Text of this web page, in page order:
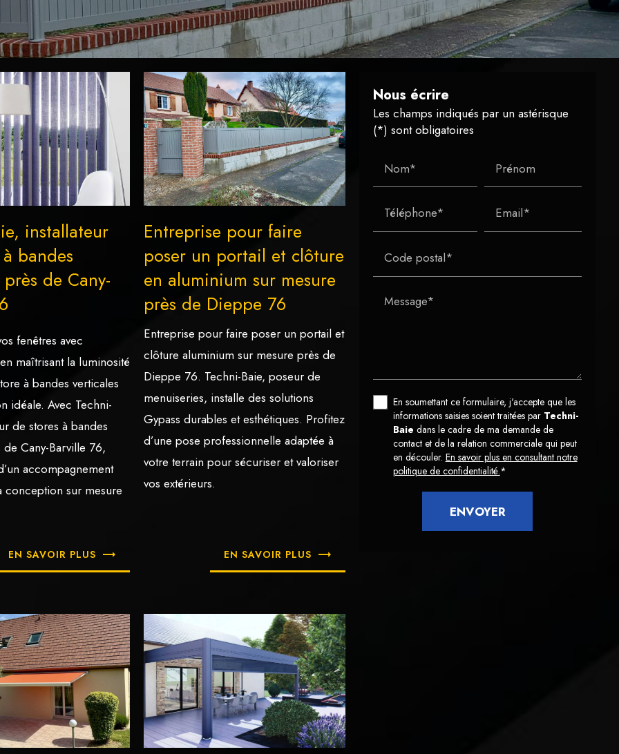
installateur
bandes
de Cany-
fenêtres avec
maîtrisant la luminosité
à bandes verticales
idéale. Avec Techni-
de stores à bandes
Cany-Barville 76,
accompagnement
sur mesure
EN SAVOIR PLUS
Entreprise pour faire
poser un portail et clôture
en aluminium sur mesure
près de Dieppe 76
Entreprise pour faire poser un portail et
clôture aluminium sur mesure près de
Dieppe 76. Techni-Baie, poseur de
menuiseries, installe des solutions
Gypass durables et esthétiques. Profitez
d’une pose professionnelle adaptée à
votre terrain pour sécuriser et valoriser
vos extérieurs.
EN SAVOIR PLUS
Nous écrire
Les champs indiqués par un astérisque
(*) sont obligatoires
Nom* Prénom
Téléphone* Email*
Code postal*
Message*
En soumettant ce formulaire, j'accepte que les
informations saisies soient traitées par Techni-
Baie dans le cadre de ma demande de
contact et de la relation commerciale qui peut
en découler. En savoir plus en consultant notre
politique de confidentialité.*